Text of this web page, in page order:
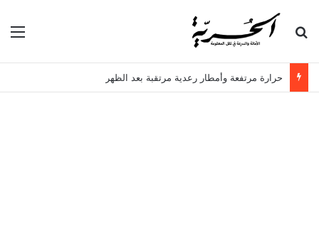
بحث عن
حرارة مرتفعة وأمطار رعدية مرتقبة بعد الظهر